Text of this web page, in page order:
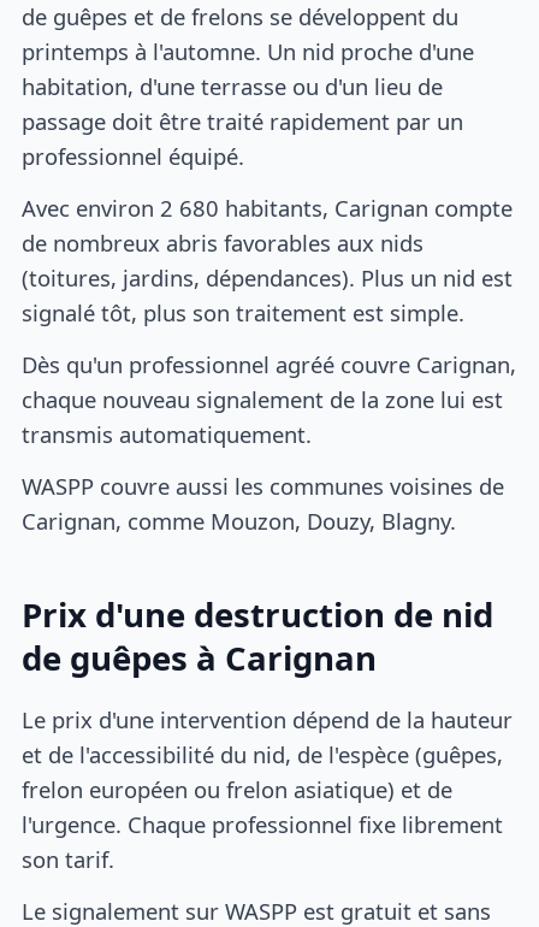
de guêpes et de frelons se développent du
printemps à l'automne. Un nid proche d'une
habitation, d'une terrasse ou d'un lieu de
passage doit être traité rapidement par un
professionnel équipé.
Avec environ 2 680 habitants, Carignan compte
de nombreux abris favorables aux nids
(toitures, jardins, dépendances). Plus un nid est
signalé tôt, plus son traitement est simple.
Dès qu'un professionnel agréé couvre Carignan,
chaque nouveau signalement de la zone lui est
transmis automatiquement.
WASPP couvre aussi les communes voisines de
Carignan, comme Mouzon, Douzy, Blagny.
Prix d'une destruction de nid
de guêpes à Carignan
Le prix d'une intervention dépend de la hauteur
et de l'accessibilité du nid, de l'espèce (guêpes,
frelon européen ou frelon asiatique) et de
l'urgence. Chaque professionnel fixe librement
son tarif.
Le signalement sur WASPP est gratuit et sans